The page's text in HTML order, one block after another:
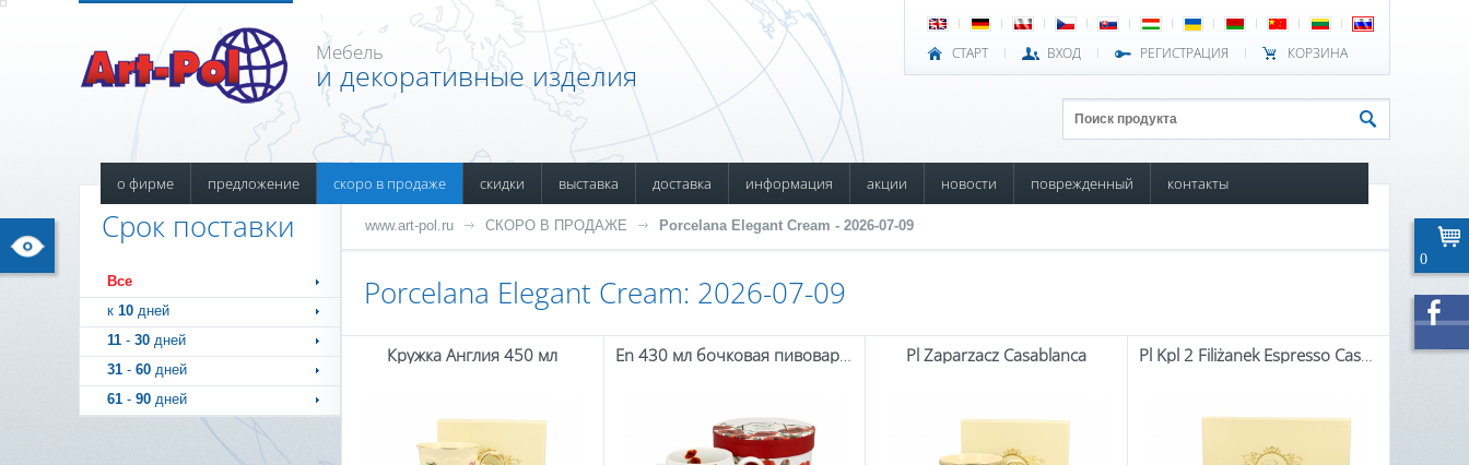
СТАРТ ВХОД РЕГИСТРАЦИЯ КОРЗИНА
Мебель
и декоративные изделия
о фирме предложение скоро в продаже скидки выставка доставка информация акции новости поврежденный контакты
Срок поставки
Все
к 10 дней
11 - 30 дней
31 - 60 дней
61 - 90 дней
www.art-pol.ru СКОРО В ПРОДАЖЕ Porcelana Elegant Cream - 2026-07-09
Porcelana Elegant Cream: 2026-07-09
Кружка Англия 450 мл En 430 мл бочковая пивоварня классические маки Pl Zaparzacz Casablanca Pl Kpl 2 Filiżanek Espresso Casablanca
0